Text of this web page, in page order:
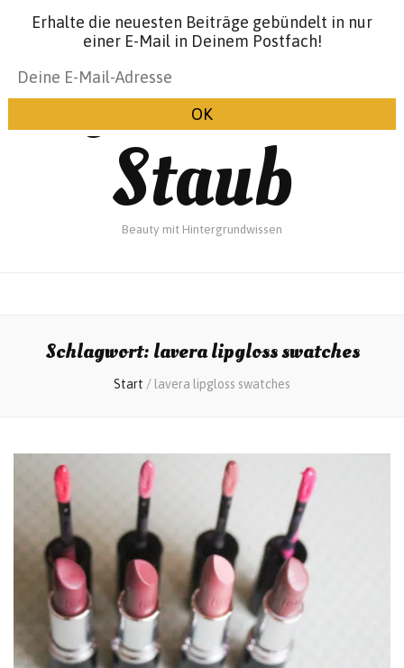
Glanz &
Staub
Beauty mit Hintergrundwissen
Schlagwort: lavera lipgloss swatches
Start / lavera lipgloss swatches
Erhalte die neuesten Beiträge gebündelt in nur
einer E-Mail in Deinem Postfach!